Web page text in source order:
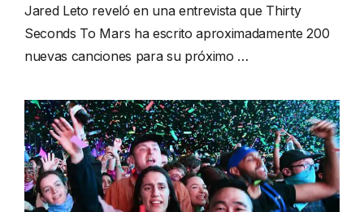
Jared Leto reveló en una entrevista que Thirty
Seconds To Mars ha escrito aproximadamente 200
nuevas canciones para su próximo …